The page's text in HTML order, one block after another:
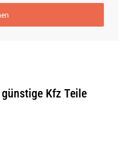
Kfz Teile